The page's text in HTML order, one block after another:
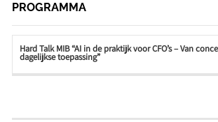
PROGRAMMA
Hard Talk MIB “AI in de praktijk voor CFO’s – Van
dagelijkse toepassing”